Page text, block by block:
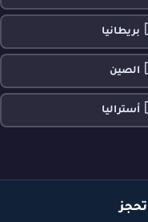
بريطانيا
الصين
أستراليا